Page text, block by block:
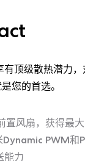
顶级散热潜力
您的首选。
置风扇，获得最
PWM和
能力